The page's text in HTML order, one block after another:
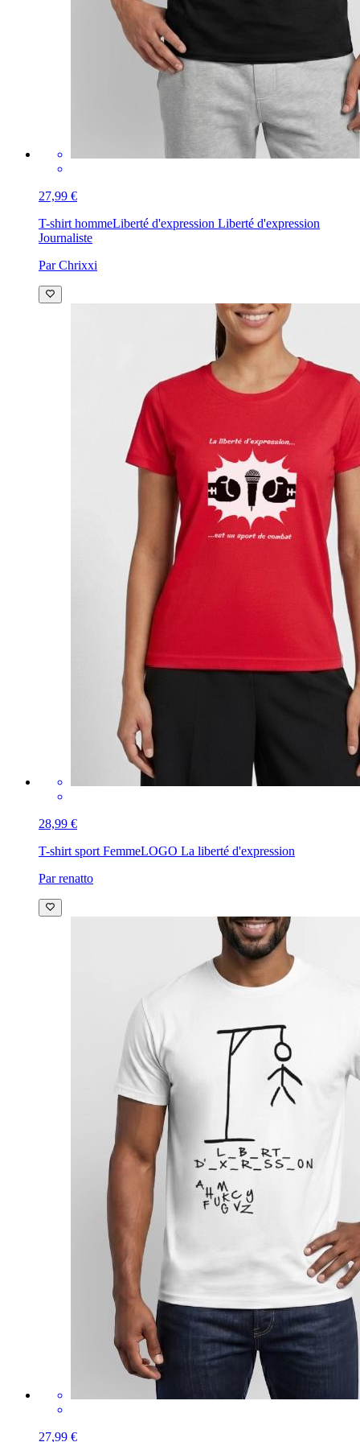
27,99 €
T-shirt hommeLiberté d'expression Liberté d'expression
Journaliste
Par Chrixxi
28,99 €
T-shirt sport FemmeLOGO La liberté d'expression
Par renatto
27,99 €